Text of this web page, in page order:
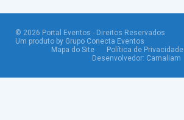
© 2026 Portal Eventos - Direitos Reservados
Um produto by Grupo Conecta Eventos
Mapa do Site
Política de Privacidade
Desenvolvedor: Camaliam